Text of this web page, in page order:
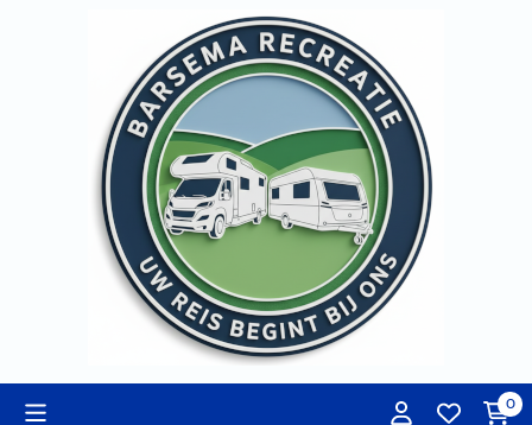
Cookievoorkeuren zijn momenteel gesloten.
0